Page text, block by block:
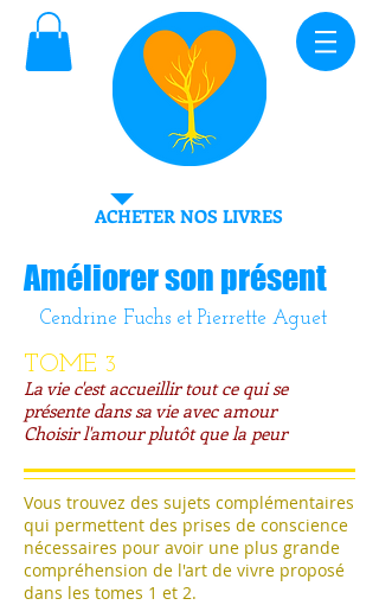
ACHETER NOS LIVRES
Améliorer son présent
Cendrine Fuchs et Pierrette Aguet
TOME 3
La vie c'est accueillir tout ce qui se
présente dans sa vie avec amour
Choisir l'amour plutôt que la peur
Vous trouvez des sujets complémentaires
qui permettent des prises de conscience
nécessaires pour avoir une plus grande
compréhension de l'art de vivre proposé
dans les tomes 1 et 2.